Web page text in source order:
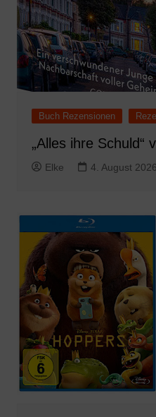
Buch Rezensionen
„Alles ihre Schuld“
Elke 4. August 2026